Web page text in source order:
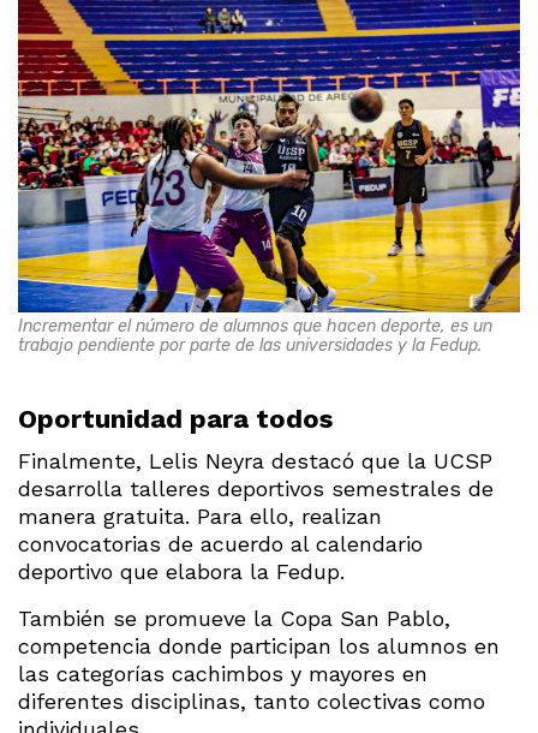
Incrementar el número de alumnos que hacen deporte, es un
trabajo pendiente por parte de las universidades y la Fedup.
Oportunidad para todos
Finalmente, Lelis Neyra destacó que la UCSP
desarrolla talleres deportivos semestrales de
manera gratuita. Para ello, realizan
convocatorias de acuerdo al calendario
deportivo que elabora la Fedup.
También se promueve la Copa San Pablo,
competencia donde participan los alumnos en
las categorías cachimbos y mayores en
diferentes disciplinas, tanto colectivas como